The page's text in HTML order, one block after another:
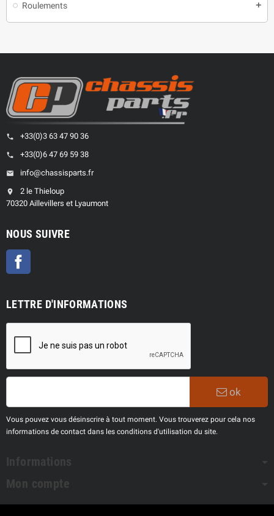
Roulements add
phone +33(0)3 63 47 90 36
phone +33(0)6 47 69 59 38
email info@chassisparts.fr
location_on
2 le Thieloup
70320 Aillevillers et Lyaumont
NOUS SUIVRE
LETTRE D'INFORMATIONS
ok
Vous pouvez vous désinscrire à tout moment. Vous trouverez pour cela nos
informations de contact dans les conditions d'utilisation du site.
Informations
Mon compte